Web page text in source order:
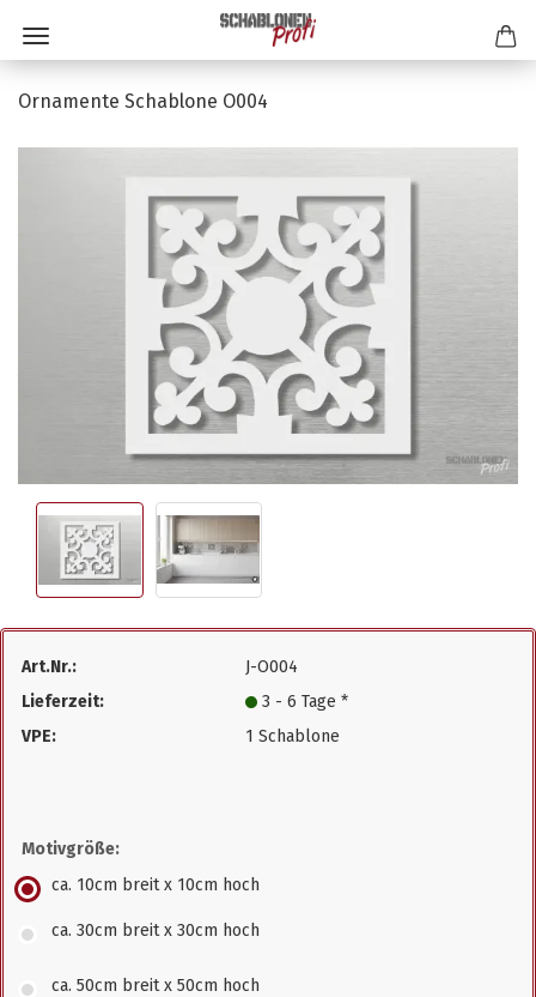
Ornamente Schablone O004
Art.Nr.:
J-O004
Lieferzeit:
3 - 6 Tage *
VPE:
1 Schablone
Motivgröße:
ca. 10cm breit x 10cm hoch
ca. 30cm breit x 30cm hoch
ca. 50cm breit x 50cm hoch